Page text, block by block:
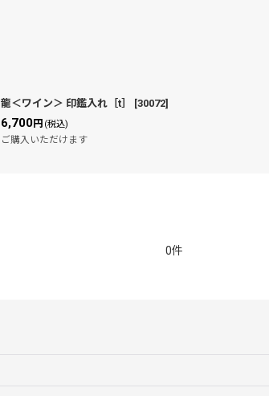
龍＜ワイン＞ 印鑑入れ［t］ [30072]
6,700円 (税込)
ご購入いただけます
0件